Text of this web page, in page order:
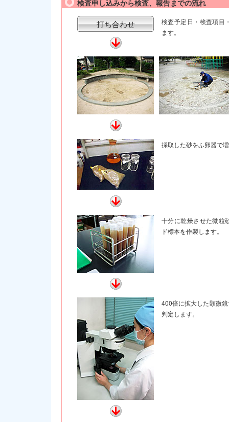
検査申し込みから検査、報告までの流れ
打ち合わせ
検査予定日・検査項目
ます。
採取した砂をふ卵器で
十分に乾燥させた微粒
ド標本を作製します。
400倍に拡大した顕微
判定します。